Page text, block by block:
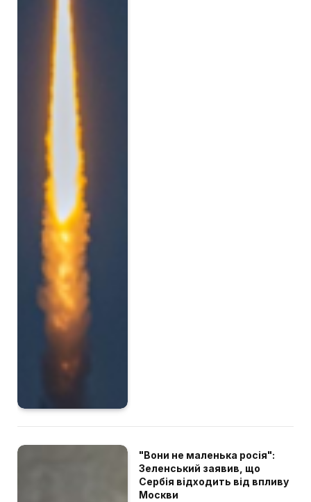
"Вони не маленька росія":
Зеленський заявив, що
Сербія відходить від впливу
Москви